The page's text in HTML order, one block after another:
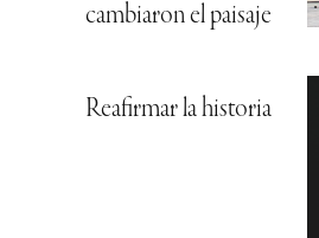
cambiaron el paisaje
Reafirmar la historia